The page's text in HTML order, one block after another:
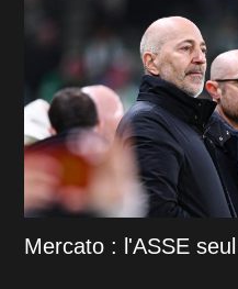
Mercato : l'ASSE